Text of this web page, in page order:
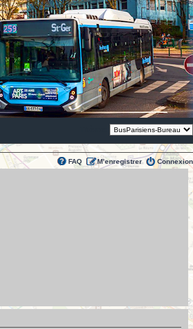
FAQ M’enregistrer Connexion